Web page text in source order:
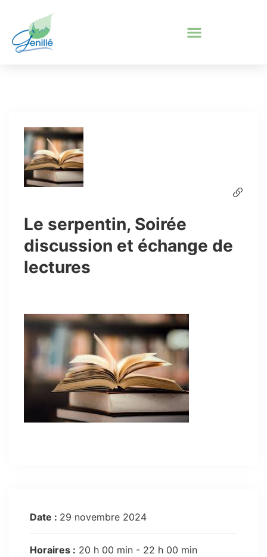
Le serpentin, Soirée
discussion et échange de
lectures
Date : 29 novembre 2024
Horaires : 20 h 00 min - 22 h 00 min